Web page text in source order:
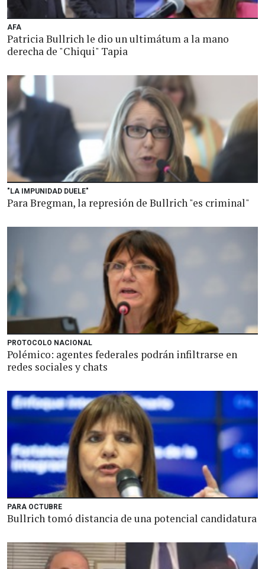
AFA
Patricia Bullrich le dio un ultimátum a la mano
derecha de "Chiqui" Tapia
"LA IMPUNIDAD DUELE"
Para Bregman, la represión de Bullrich "es criminal"
PROTOCOLO NACIONAL
Polémico: agentes federales podrán infiltrarse en
redes sociales y chats
PARA OCTUBRE
Bullrich tomó distancia de una potencial candidatura